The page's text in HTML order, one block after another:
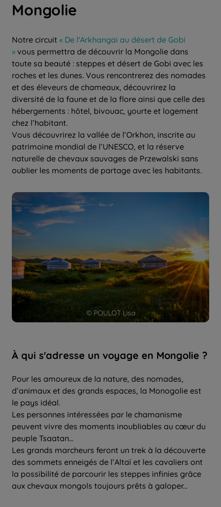
© POULOT Lisa
Mongolie
Notre circuit « De l'Arkhangai au désert de Gobi
» vous permettra de découvrir la Mongolie dans
toute sa beauté : steppes et désert de Gobi avec les
roches et les dunes. Vous rencontrerez des nomades
et des éleveurs de chameaux, découvrirez la
diversité de la faune et de la flore ainsi que celle des
hébergements : hôtel, bivouac, yourte et logement
chez l’habitant.
Vous découvrirez la vallée de l’Orkhon, inscrite au
patrimoine mondial de l’UNESCO, et la réserve
naturelle de chevaux sauvages de Przewalski sans
oublier les moments de partage avec les habitants.
À qui s'adresse un voyage en Mongolie ?
Pour les amoureux de la nature, des nomades,
d’animaux et des grands espaces, la Monogolie est
le pays idéal.
Les personnes intéressées par le chamanisme
peuvent vivre des moments inoubliables au cœur du
peuple Tsaatan...
Les grands marcheurs feront un trek à la découverte
des sommets enneigés de l’Altaï et les cavaliers ont
la possibilité de parcourir les steppes infinies grâce
aux chevaux mongols toujours prêts à galoper...